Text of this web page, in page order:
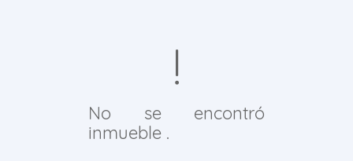
No se encontró
inmueble .